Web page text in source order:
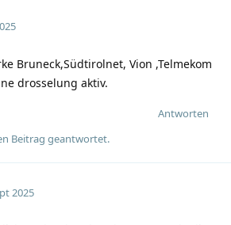
Bruneck,Südtirolnet, Vion ,Telmekom
drosselung aktiv.
Antworten
Beitrag geantwortet.
2025